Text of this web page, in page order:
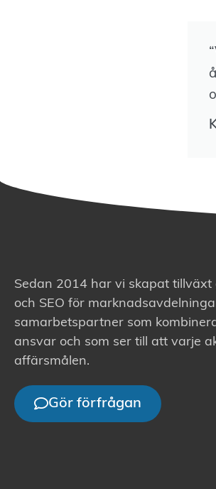
Sedan 2014 har vi skapat
och SEO för
samarbetspartner som
ansvar och som ser till att varje
affärsmålen.
Gör förfrågan